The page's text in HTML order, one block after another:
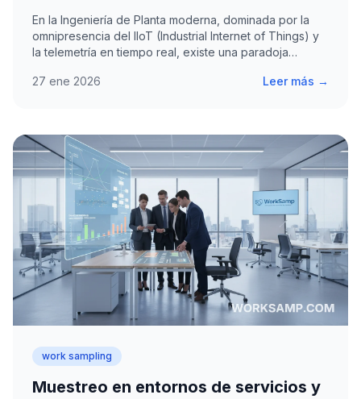
En la Ingeniería de Planta moderna, dominada por la
omnipresencia del IIoT (Industrial Internet of Things) y
la telemetría en tiempo real, existe una paradoja…
27 ene 2026 Leer más →
work sampling
Muestreo en entornos de servicios y